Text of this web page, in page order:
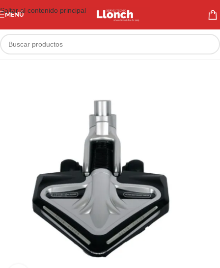
Saltar al contenido principal
MENÚ